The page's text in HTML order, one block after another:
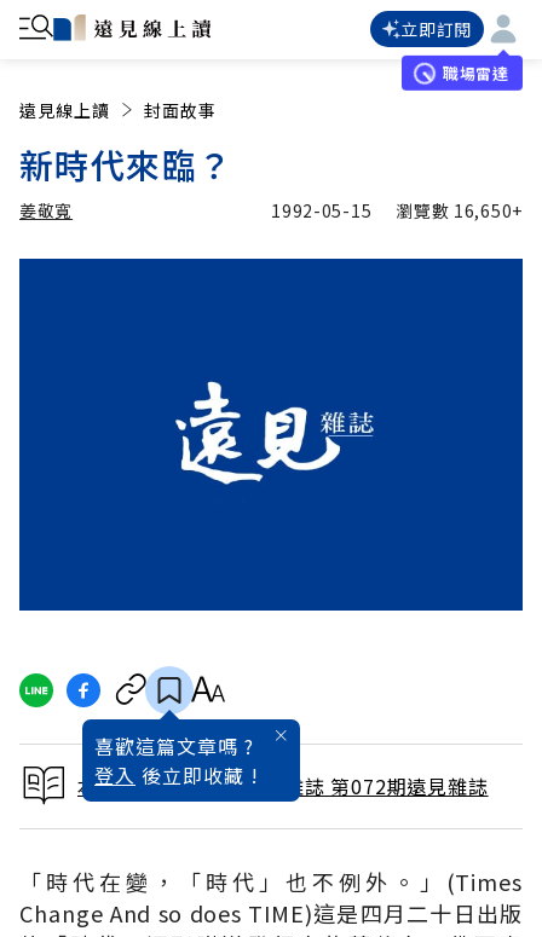
立即訂閱
職場雷達
遠見線上讀 封面故事
新時代來臨？
姜敬寬 1992-05-15 瀏覽數 16,650+
喜歡這篇文章嗎 ?
登入 後立即收藏 !
本文出自 1992 / 6月號雜誌 第072期遠見雜誌
「時代在變，「時代」也不例外。」(Times
Change And so does TIME)這是四月二十日出版